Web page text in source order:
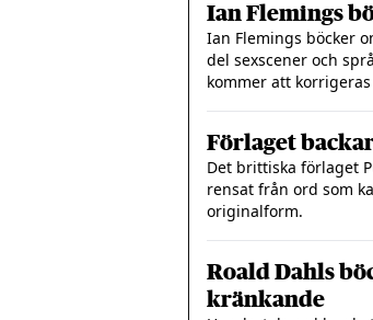
Ian Flemings
Ian Flemings böcker
del sexscener och
kommer att
Förlaget
Det brittiska förlaget
rensat från ord som
originalform.
Roald Dahls
kränkande